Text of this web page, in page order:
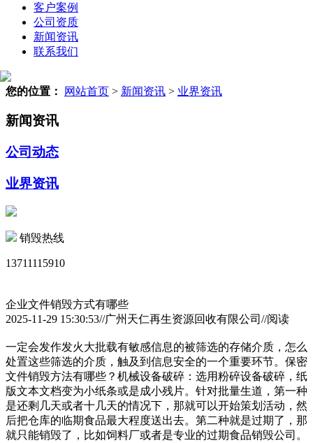
客户案例
公司资质
新闻资讯
联系我们
您的位置： 网站首页 > 新闻资讯 > 业界资讯
新闻资讯
公司动态
业界资讯
销毁热线
13711115910
企业文件销毁方式有哪些
2025-11-29 15:30:53//广州天仁再生资源回收有限公司//阅读
一定会发作发火大批载有敏感信息的被筛选的存储介质，怎么
处置这些筛选的介质，触及到信息安全的一个重要环节。保密
文件销毁方法有哪些？机械设备破碎：选用粉碎设备破碎，纸
版文本文档变为小纸条或是成小残片。针对批量生道，第一种
是还剩几天或者十几天的情况下，那就可以开始策划活动，然
后把仓库的临期食品最大程度送出去。第二种就是过期了，那
就只能销毁了，比如饲料厂或者是专业的过期食品销毁公司。